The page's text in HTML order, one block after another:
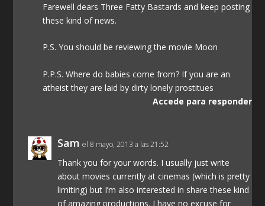
Farewell dears Three Fatty Bastards and keep posting
these kind of news.
P.S. You should be reviewing the movie Moon
P.P.S. Where do babies come from? If you are an
atheist they are laid by dirty lonely prostitues
Accede para responder
Sam el 8 mayo, 2013 a las 21:52
Thank you for your words. I usually just write
about movies currently at cinemas (which is pretty
limiting) but I’m also interested in share these kind
of amazing productions. I have no excuse for